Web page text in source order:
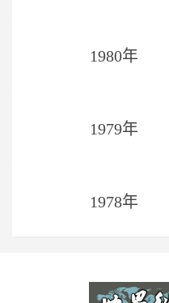
1980年
1979年
1978年